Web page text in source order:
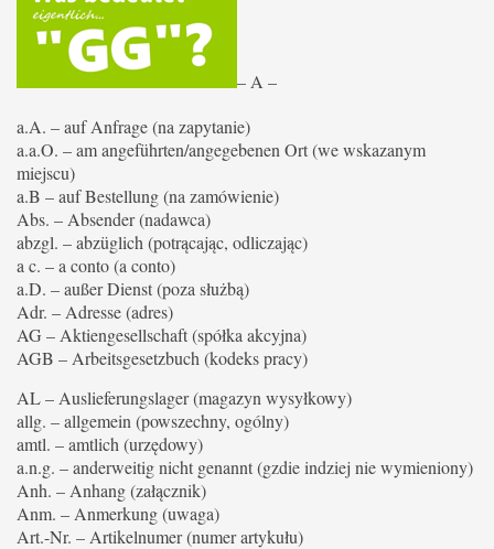
– A –
a.A. – auf Anfrage (na zapytanie)
a.a.O. – am angeführten/angegebenen Ort (we wskazanym
miejscu)
a.B – auf Bestellung (na zamówienie)
Abs. – Absender (nadawca)
abzgl. – abzüglich (potrącając, odliczając)
a c. – a conto (a conto)
a.D. – außer Dienst (poza służbą)
Adr. – Adresse (adres)
AG – Aktiengesellschaft (spółka akcyjna)
AGB – Arbeitsgesetzbuch (kodeks pracy)
AL – Auslieferungslager (magazyn wysyłkowy)
allg. – allgemein (powszechny, ogólny)
amtl. – amtlich (urzędowy)
a.n.g. – anderweitig nicht genannt (gzdie indziej nie wymieniony)
Anh. – Anhang (załącznik)
Anm. – Anmerkung (uwaga)
Art.-Nr. – Artikelnumer (numer artykułu)